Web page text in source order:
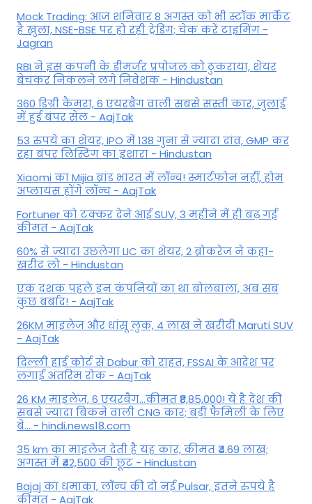
Mock Trading: आज शनिवार 8 अगस्त को भी स्टॉक मार्केट
है खुला, NSE-BSE पर हो रही ट्रेडिंग; चेक करें टाइमिंग -
Jagran
RBI ने इस कंपनी के डीमर्जर प्रपोजल को ठुकराया, शेयर
बेचकर निकलने लगे निवेशक - Hindustan
360 डिग्री कैमरा, 6 एयरबैग वाली सबसे सस्ती कार, जुलाई
में हुई बंपर सेल - AajTak
53 रुपये का शेयर, IPO में 138 गुना से ज्यादा दांव, GMP कर
रहा बंपर लिस्टिंग का इशारा - Hindustan
Xiaomi का Mijia ब्रांड भारत में लॉन्च! स्मार्टफोन नहीं, होम
अप्लायंस होंगे लॉन्च - AajTak
Fortuner को टक्कर देने आई SUV, 3 महीने में ही बढ़ गई
कीमत - AajTak
60% से ज्यादा उछलेगा LIC का शेयर, 2 ब्रोकरेज ने कहा-
खरीद लो - Hindustan
एक दशक पहले इन कंपनियों का था बोलबाला, अब सब
कुछ बर्बाद! - AajTak
26KM माइलेज और धांसू लुक, 4 लाख ने खरीदी Maruti SUV
- AajTak
दिल्ली हाई कोर्ट से Dabur को राहत, FSSAI के आदेश पर
लगाई अंतरिम रोक - AajTak
26 KM माइलेज, 6 एयरबैग...कीमत ₹8,85,000! ये है देश की
सबसे ज्यादा बिकने वाली CNG कार; बड़ी फैमिली के लिए
बे... - hindi.news18.com
35 km का माइलेज देती है यह कार, कीमत ₹4.69 लाख;
अगस्त में ₹42,500 की छूट - Hindustan
Bajaj का धमाका, लॉन्च की दो नई Pulsar, इतने रुपये है
कीमत - AajTak